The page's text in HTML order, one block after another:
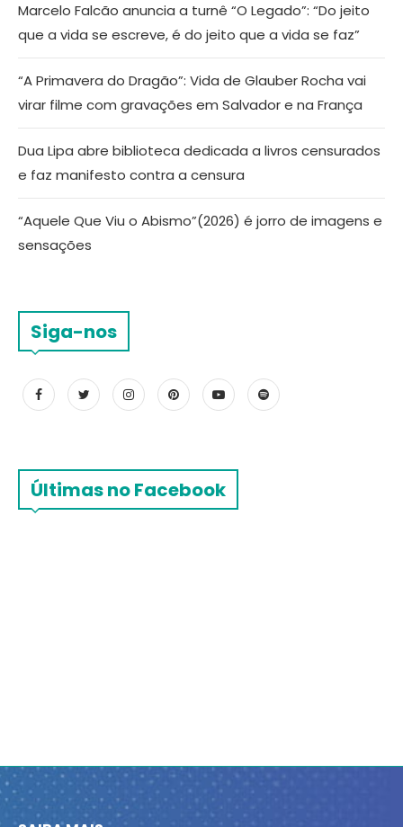
Marcelo Falcão anuncia a turnê “O Legado”: “Do jeito
que a vida se escreve, é do jeito que a vida se faz”
“A Primavera do Dragão”: Vida de Glauber Rocha vai
virar filme com gravações em Salvador e na França
Dua Lipa abre biblioteca dedicada a livros censurados
e faz manifesto contra a censura
“Aquele Que Viu o Abismo”(2026) é jorro de imagens e
sensações
Siga-nos
Últimas no Facebook